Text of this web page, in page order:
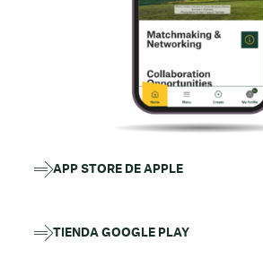
APP STORE DE APPLE
TIENDA GOOGLE PLAY